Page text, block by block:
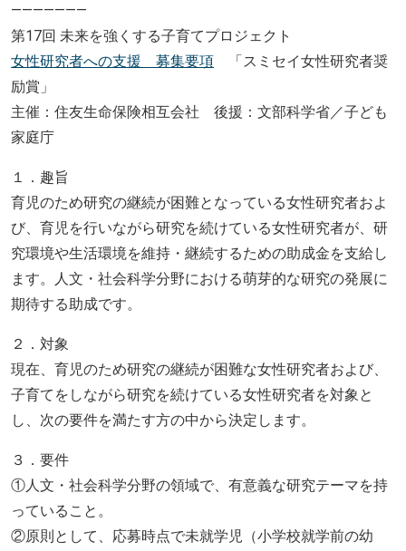
———————
第17回 未来を強くする子育てプロジェクト
女性研究者への支援 募集要項 「スミセイ女性研究者奨
励賞」
主催：住友生命保険相互会社 後援：文部科学省／子ども
家庭庁
１．趣旨
育児のため研究の継続が困難となっている女性研究者およ
び、育児を行いながら研究を続けている女性研究者が、研
究環境や生活環境を維持・継続するための助成金を支給し
ます。人文・社会科学分野における萌芽的な研究の発展に
期待する助成です。
２．対象
現在、育児のため研究の継続が困難な女性研究者および、
子育てをしながら研究を続けている女性研究者を対象と
し、次の要件を満たす方の中から決定します。
３．要件
①人文・社会科学分野の領域で、有意義な研究テーマを持
っていること。
②原則として、応募時点で未就学児（小学校就学前の幼